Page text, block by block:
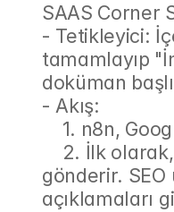
SAAS Corner
- Tetikleyici:
tamamlayıp
doküman
- Akış:
1. n8n,
gönderir.
açıklamaları